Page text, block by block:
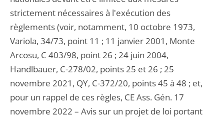
strictement nécessaires à l'exécution des
règlements (voir, notamment, 10 octobre 1973,
Variola, 34/73, point 11 ; 11 janvier 2001, Monte
Arcosu, C 403/98, point 26 ; 24 juin 2004,
Handlbauer, C-278/02, points 25 et 26 ; 25
novembre 2021, QY, C-372/20, points 45 à 48 ; et,
pour un rappel de ces règles, CE Ass. Gén. 17
novembre 2022 – Avis sur un projet de loi portant